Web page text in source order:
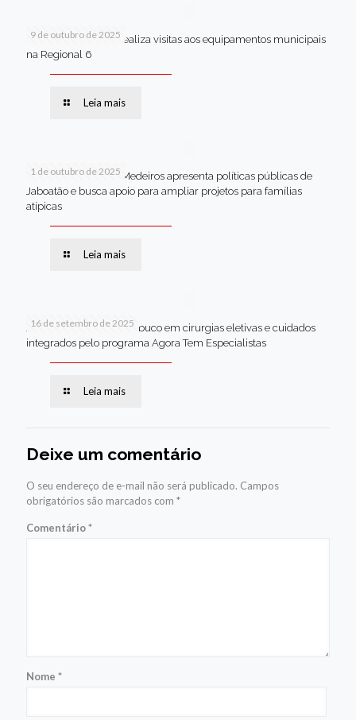
9 de outubro de 2025
Van dos secretários realiza visitas aos equipamentos municipais
na Regional 6
Leia mais
1 de outubro de 2025
Em Brasília, Andréa Medeiros apresenta políticas públicas de
Jaboatão e busca apoio para ampliar projetos para famílias
atípicas
Leia mais
16 de setembro de 2025
Jaboatão lidera Pernambuco em cirurgias eletivas e cuidados
integrados pelo programa Agora Tem Especialistas
Leia mais
Deixe um comentário
O seu endereço de e-mail não será publicado. Campos
obrigatórios são marcados com *
Comentário*
Nome *